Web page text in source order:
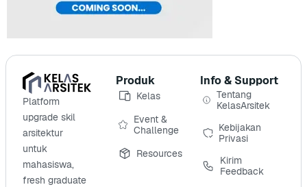
Platform
upgrade skil
arsitektur
untuk
mahasiswa,
fresh graduate
Produk
Kelas
Event &
Challenge
Resources
Info & Support
Tentang
KelasArsitek
Kebijakan
Privasi
Kirim
Feedback